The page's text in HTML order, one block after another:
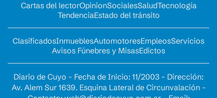
Cartas del lectorOpinionSocialesSaludTecnología
TendenciaEstado del tránsito
ClasificadosInmueblesAutomotoresEmpleosServicios
Avisos Fúnebres y MisasEdictos
Diario de Cuyo - Fecha de Inicio: 11/2003 - Dirección:
Av. Alem Sur 1639. Esquina Lateral de Circunvalación -